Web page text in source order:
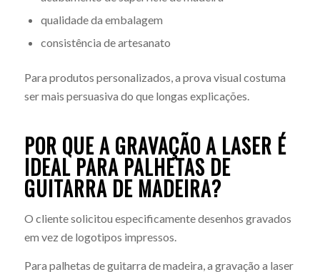
qualidade da embalagem
consistência de artesanato
Para produtos personalizados, a prova visual costuma
ser mais persuasiva do que longas explicações.
POR QUE A GRAVAÇÃO A LASER É
IDEAL PARA PALHETAS DE
GUITARRA DE MADEIRA?
O cliente solicitou especificamente desenhos gravados
em vez de logotipos impressos.
Para palhetas de guitarra de madeira, a gravação a laser